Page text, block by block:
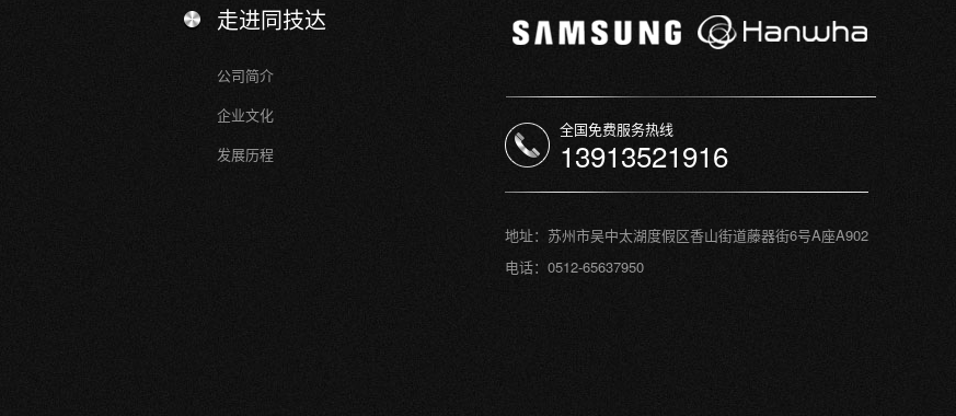
走进同技达
公司简介
企业文化
发展历程
全国免费服务热线
13913521916
地址：苏州市吴中太湖度假区香山街道藤器街6号A座A902
电话：0512-65637950